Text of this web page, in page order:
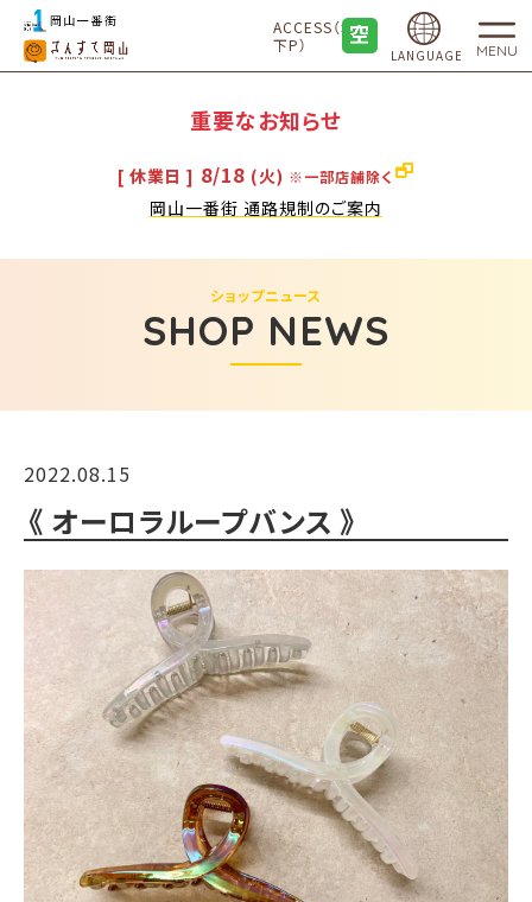
ACCESS（地
下P）
LANGUAGE MENU
重要なお知らせ
[ 休業日 ] 8/18 (火) ※一部店舗除く
岡山一番街 通路規制のご案内
SHOP NEWS
ショップニュース
2022.08.15
《 オーロラループバンス 》